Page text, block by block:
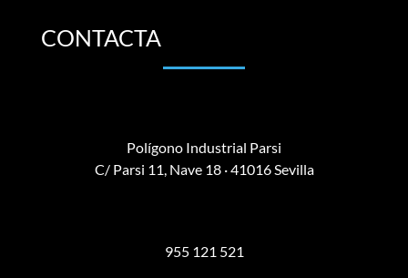
CONTACTA
Polígono Industrial Parsi
C/ Parsi 11, Nave 18 · 41016 Sevilla
955 121 521